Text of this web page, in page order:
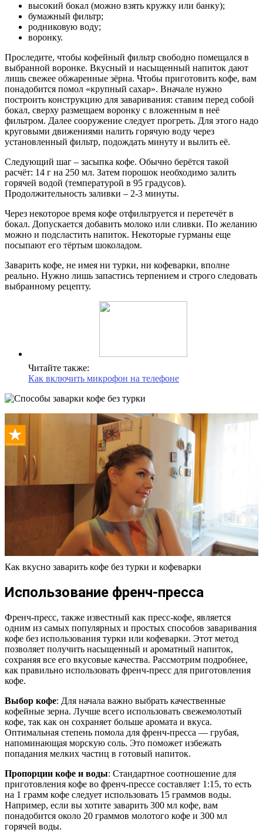
высокий бокал (можно взять кружку или банку);
бумажный фильтр;
родниковую воду;
воронку.
Проследите, чтобы кофейный фильтр свободно помещался в
выбранной воронке. Вкусный и насыщенный напиток дают
лишь свежее обжаренные зёрна. Чтобы приготовить кофе, вам
понадобится помол «крупный сахар». Вначале нужно
построить конструкцию для заваривания: ставим перед собой
бокал, сверху размещаем воронку с вложенным в неё
фильтром. Далее сооружение следует прогреть. Для этого надо
круговыми движениями налить горячую воду через
установленный фильтр, подождать минуту и вылить её.
Следующий шаг – засыпка кофе. Обычно берётся такой
расчёт: 14 г на 250 мл. Затем порошок необходимо залить
горячей водой (температурой в 95 градусов).
Продолжительность заливки – 2-3 минуты.
Через некоторое время кофе отфильтруется и перетечёт в
бокал. Допускается добавить молоко или сливки. По желанию
можно и подсластить напиток. Некоторые гурманы еще
посыпают его тёртым шоколадом.
Заварить кофе, не имея ни турки, ни кофеварки, вполне
реально. Нужно лишь запастись терпением и строго следовать
выбранному рецепту.
Читайте также:
Как включить микрофон на телефоне
Как вкусно заварить кофе без турки и кофеварки
Использование френч-пресса
Френч-пресс, также известный как пресс-кофе, является
одним из самых популярных и простых способов заваривания
кофе без использования турки или кофеварки. Этот метод
позволяет получить насыщенный и ароматный напиток,
сохраняя все его вкусовые качества. Рассмотрим подробнее,
как правильно использовать френч-пресс для приготовления
кофе.
Выбор кофе: Для начала важно выбрать качественные
кофейные зерна. Лучше всего использовать свежемолотый
кофе, так как он сохраняет больше аромата и вкуса.
Оптимальная степень помола для френч-пресса — грубая,
напоминающая морскую соль. Это поможет избежать
попадания мелких частиц в готовый напиток.
Пропорции кофе и воды: Стандартное соотношение для
приготовления кофе во френч-прессе составляет 1:15, то есть
на 1 грамм кофе следует использовать 15 граммов воды.
Например, если вы хотите заварить 300 мл кофе, вам
понадобится около 20 граммов молотого кофе и 300 мл
горячей воды.